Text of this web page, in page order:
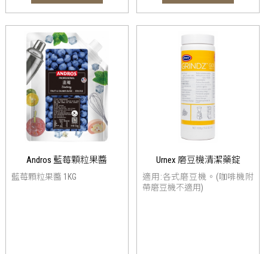
Andros 藍莓顆粒果醬
藍莓顆粒果醬 1KG
Urnex 磨豆機清潔藥錠
適用:各式磨豆機。(咖啡機附
帶磨豆機不適用)